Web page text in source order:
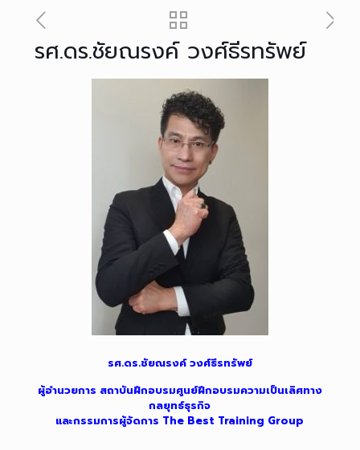
รศ.ดร.ชัยณรงค์ วงศ์ธีรทรัพย์
รศ.ดร.ชัยณรงค์ วงศ์ธีรทรัพย์
ผู้อำนวยการ สถาบันฝึกอบรมศูนย์ฝึกอบรมความเป็นเลิศทาง
กลยุทธ์ธุรกิจ
และกรรมการผู้จัดการ The Best Training Group